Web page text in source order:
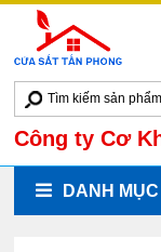
Công ty Cơ
DANH MỤC